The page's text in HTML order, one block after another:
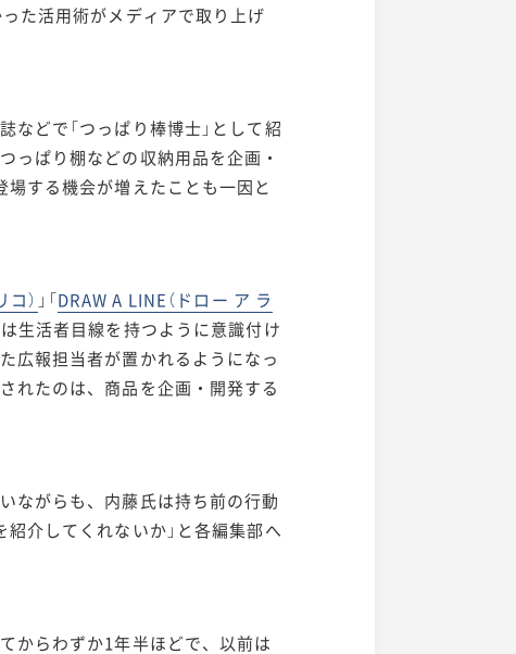
た活用術がメディアで取り上げ
どで「つっぱり棒博士」として紹
っぱり棚などの収納用品を企画・
する機会が増えたことも一因と
） 」「DRAW A LINE（ドロー ア ラ
生活者目線を持つように意識付け
広報担当者が置かれるようになっ
れたのは、商品を企画・開発する
ながらも、内藤氏は持ち前の行動
介してくれないか」と各編集部へ
からわずか1年半ほどで、以前は